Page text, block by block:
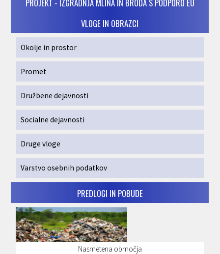
PROJEKT - IZGRADNJA MLINA IN BRODA S PODPORO EU
VLOGE IN OBRAZCI
Okolje in prostor
Promet
Družbene dejavnosti
Socialne dejavnosti
Druge vloge
Varstvo osebnih podatkov
PREDLOGI IN POBUDE
Nasmetena območja